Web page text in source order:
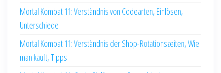
Mortal Kombat 11: Verständnis von Codearten, Einlösen,
Unterschiede
Mortal Kombat 11: Verständnis der Shop-Rotationszeiten, Wie
man kauft, Tipps